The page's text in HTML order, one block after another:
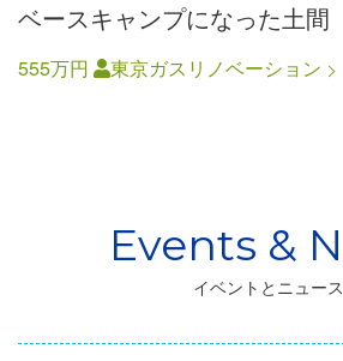
ベースキャンプになった土間
555万円 東京ガスリノベーション
イベントとニュース